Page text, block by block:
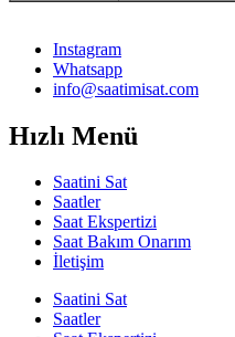
Instagram
Whatsapp
info@saatimisat.com
Hızlı Menü
Saatini Sat
Saatler
Saat Ekspertizi
Saat Bakım Onarım
İletişim
Saatini Sat
Saatler